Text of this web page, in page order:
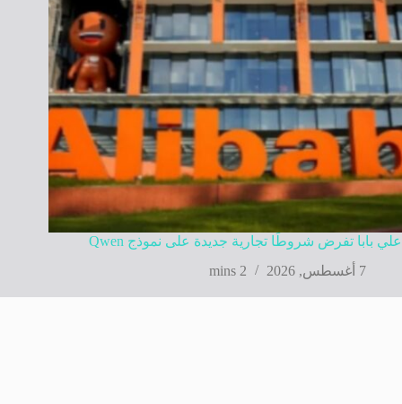
علي بابا تفرض شروطًا تجارية جديدة على نموذج Qwen
7 أغسطس, 2026
2 mins